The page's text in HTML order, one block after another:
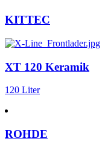
KITTEC
XT 120 Keramik
120 Liter
ROHDE